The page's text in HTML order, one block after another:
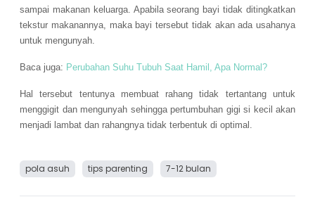
sampai makanan keluarga. Apabila seorang bayi tidak ditingkatkan
tekstur makanannya, maka bayi tersebut tidak akan ada usahanya
untuk mengunyah.
Baca juga: Perubahan Suhu Tubuh Saat Hamil, Apa Normal?
Hal tersebut tentunya membuat rahang tidak tertantang untuk
menggigit dan mengunyah sehingga pertumbuhan gigi si kecil akan
menjadi lambat dan rahangnya tidak terbentuk di optimal.
pola asuh tips parenting 7-12 bulan